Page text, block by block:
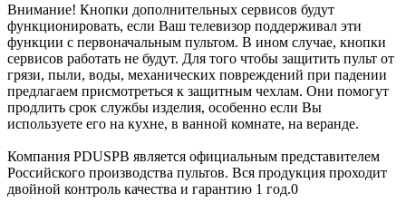
Внимание! Кнопки дополнительных сервисов будут
функционировать, если Ваш телевизор поддерживал эти
функции с первоначальным пультом. В ином случае, кнопки
сервисов работать не будут. Для того чтобы защитить пульт от
грязи, пыли, воды, механических повреждений при падении
предлагаем присмотреться к защитным чехлам. Они помогут
продлить срок службы изделия, особенно если Вы
используете его на кухне, в ванной комнате, на веранде.
Компания PDUSPB является официальным представителем
Российского производства пультов. Вся продукция проходит
двойной контроль качества и гарантию 1 год.0